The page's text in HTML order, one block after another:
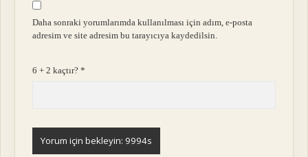
Daha sonraki yorumlarımda kullanılması için adım, e-posta
adresim ve site adresim bu tarayıcıya kaydedilsin.
6 + 2 kaçtır?*